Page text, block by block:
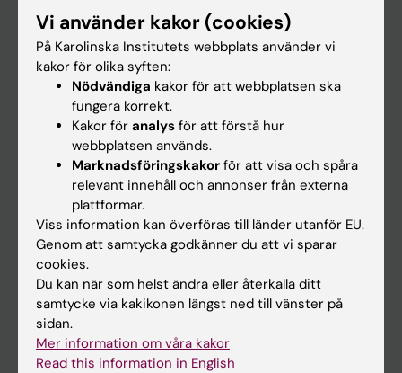
Forskarutbildning
Forskning
Om KI
På gång
Nyheter
Kalender
Student
Ladok
Canvas
Schema
Studentmejlen
Vi använder kakor (cookies)
På Karolinska Institutets webbplats använder vi
kakor för olika syften:
Nödvändiga kakor för att webbplatsen ska
fungera korrekt.
Kakor för analys för att förstå hur
webbplatsen används.
Marknadsföringskakor för att visa och spåra
relevant innehåll och annonser från externa
plattformar.
Viss information kan överföras till länder utanför EU.
Genom att samtycka godkänner du att vi sparar
cookies.
Du kan när som helst ändra eller återkalla ditt
samtycke via kakikonen längst ned till vänster på
sidan.
Mer information om våra kakor
Read this information in English